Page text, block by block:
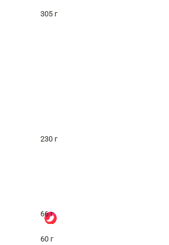
305 г
230 г
66 г
60 г